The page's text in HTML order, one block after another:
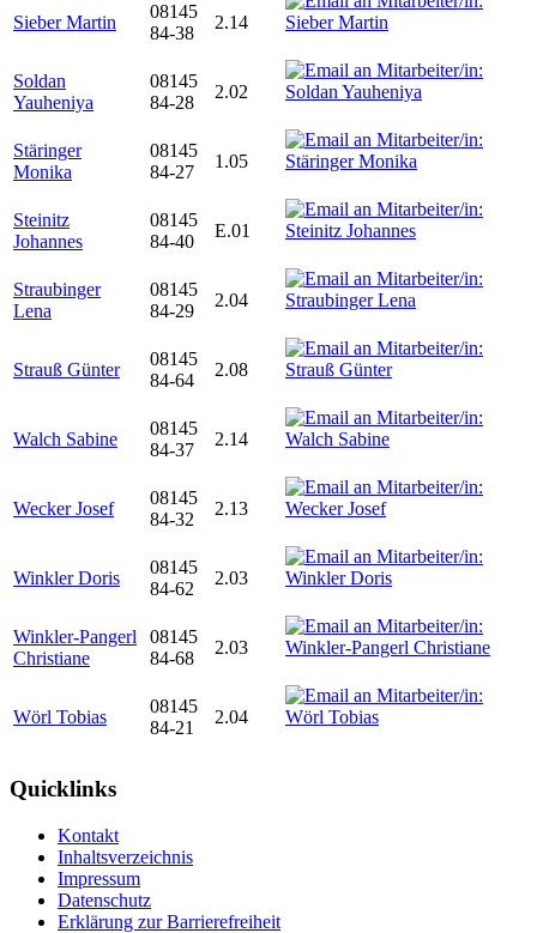
Sieber Martin
08145
84-38
2.14
Soldan
Yauheniya
08145
84-28
2.02
Stäringer
Monika
08145
84-27
1.05
Steinitz
Johannes
08145
84-40
E.01
Straubinger
Lena
08145
84-29
2.04
Strauß Günter
08145
84-64
2.08
Walch Sabine
08145
84-37
2.14
Wecker Josef
08145
84-32
2.13
Winkler Doris
08145
84-62
2.03
Winkler-Pangerl
Christiane
08145
84-68
2.03
Wörl Tobias
08145
84-21
2.04
Quicklinks
Kontakt
Inhaltsverzeichnis
Impressum
Datenschutz
Erklärung zur Barrierefreiheit